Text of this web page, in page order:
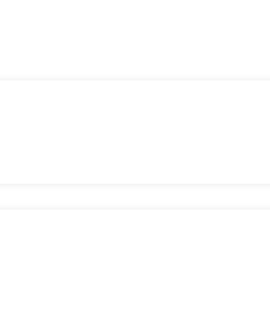
complicações.
do mercado.
e dApps.